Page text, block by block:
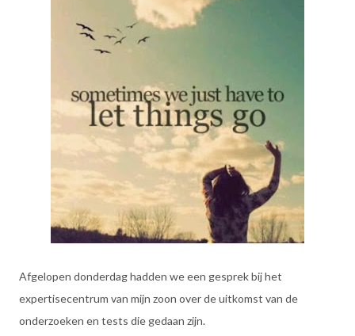
Afgelopen donderdag hadden we een gesprek bij het
expertisecentrum van mijn zoon over de uitkomst van de
onderzoeken en tests die gedaan zijn.